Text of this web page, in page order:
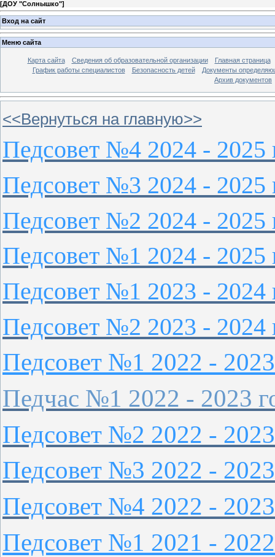
[ДОУ "Солнышко"]
Вход на сайт
Меню сайта
Карта сайта Сведения об образовательной организации
Главная страница
График работы специалистов
Безопасность детей
Документы
Архив документов
<<Вернуться на главную>>
Педсовет №4 2024 - 2025
Педсовет №3 2024 - 2025
​​​​​​​Педсовет №2 2024 - 2025
Педсовет №1 2024 - 2025
Педсовет №1 2023 - 2024
Педсовет №2 2023 - 2024
Педсовет №1 2022 -
Педчас №1 2022 - 2023
Педсовет №2 2022 -
Педсовет №3 2022 - 2023
Педсовет №4 2022 - 2023
Педсовет №1 2021 -